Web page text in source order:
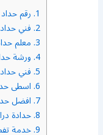
1. رقم
2. فني
3. معلم
4. ورشة
5. فني
6. اسطى
7. افضل
8. حدادة
9. خدمة